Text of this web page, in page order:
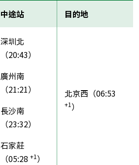
中途站 目的地
深圳北
（20:43）
廣州南
（21:21）
長沙南
（23:32）
石家莊
（05:28 +1 ）
北京西（06:53
+1 ）